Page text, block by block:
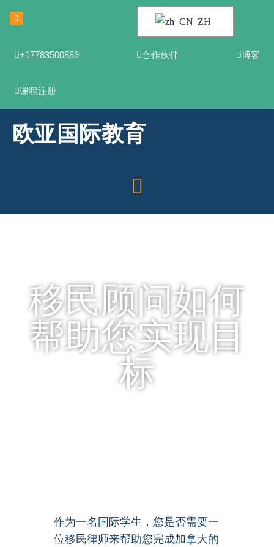
ZH
+17783500889 合作伙伴 博客
课程注册
欧亚国际教育
移民顾问如何
帮助您实现目
标
作为一名国际学生，您是否需要一
位移民律师来帮助您完成加拿大的